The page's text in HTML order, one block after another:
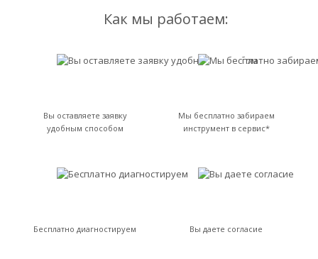
Как мы работаем:
Вы оставляете заявку
удобным способом
Мы бесплатно забираем
инструмент в сервис*
Бесплатно диагностируем Вы даете согласие